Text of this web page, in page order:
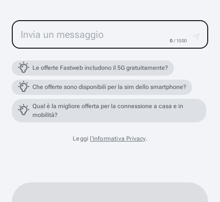
0 / 1000
Le offerte Fastweb includono il 5G gratuitamente?
Che offerte sono disponibili per la sim dello smartphone?
Qual è la migliore offerta per la connessione a casa e in
mobilità?
Leggi l'informativa Privacy.